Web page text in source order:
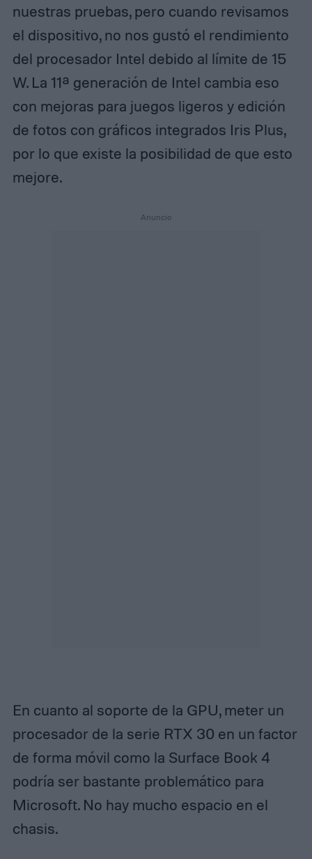
nuestras pruebas, pero cuando revisamos
el dispositivo, no nos gustó el rendimiento
del procesador Intel debido al límite de 15
W. La 11ª generación de Intel cambia eso
con mejoras para juegos ligeros y edición
de fotos con gráficos integrados Iris Plus,
por lo que existe la posibilidad de que esto
mejore.
En cuanto al soporte de la GPU, meter un
procesador de la serie RTX 30 en un factor
de forma móvil como la Surface Book 4
podría ser bastante problemático para
Microsoft. No hay mucho espacio en el
chasis.